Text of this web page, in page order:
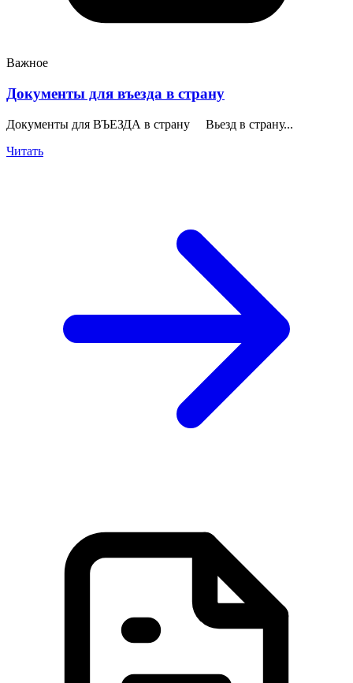
Важное
Документы для въезда в страну
Документы для ВЪЕЗДА в страну Вьезд в страну...
Читать